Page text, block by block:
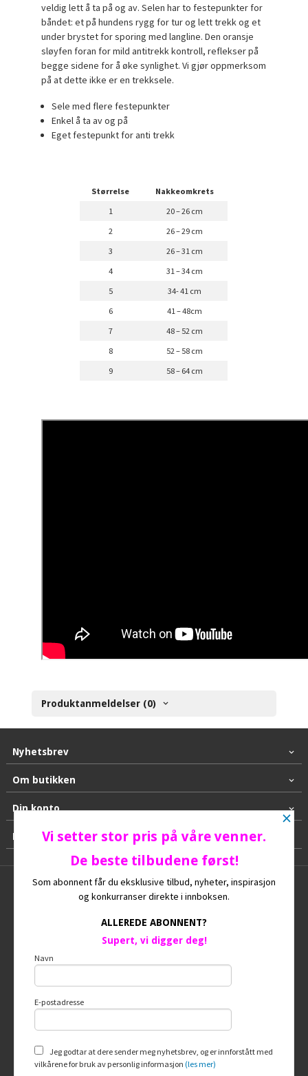
veldig lett å ta på og av. Selen har to festepunkter for
båndet: et på hundens rygg for tur og lett trekk og et
under brystet for sporing med langline. Den oransje
sløyfen foran for mild antitrekk kontroll, reflekser på
begge sidene for å øke synlighet. Vi gjør oppmerksom
på at dette ikke er en trekksele.
Sele med flere festepunkter
Enkel å ta av og på
Eget festepunkt for anti trekk
Størrelse
Nakkeomkrets
1
20 – 26 cm
2
26 – 29 cm
3
26 – 31 cm
4
31 – 34 cm
5
34- 41 cm
6
41 – 48cm
7
48 – 52 cm
8
52 – 58 cm
9
58 – 64 cm
Produktanmeldelser (0)
Nyhetsbrev
Om butikken
Din konto
Kontakt oss
Kjøpsbetingelser Sikkerhet og personvern
Nyhetsbrev Ofte stilte spørsmål
© HUNDEGAARD
Vår nettbutikk bruker cookies slik at du
yte deg bedre service. Vi bruker cookies
hovedsaklig til å lagre
innloggingsdetaljer og huske hva du
×
Vi setter stor pris på våre venner.
De beste tilbudene først!
Som abonnent får du eksklusive tilbud, nyheter, inspirasjon
og konkurranser direkte i innboksen.
ALLEREDE ABONNENT?
Supert, vi digger deg!
Navn
E-postadresse
Jeg godtar at dere sender meg nyhetsbrev, og er innforstått med
vilkårene for bruk av personlig informasjon (les mer)